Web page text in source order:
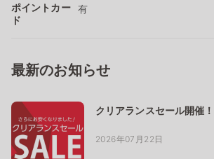
ポイントカー
ド
有
最新のお知らせ
クリアランスセール開催！
2026年07月22日